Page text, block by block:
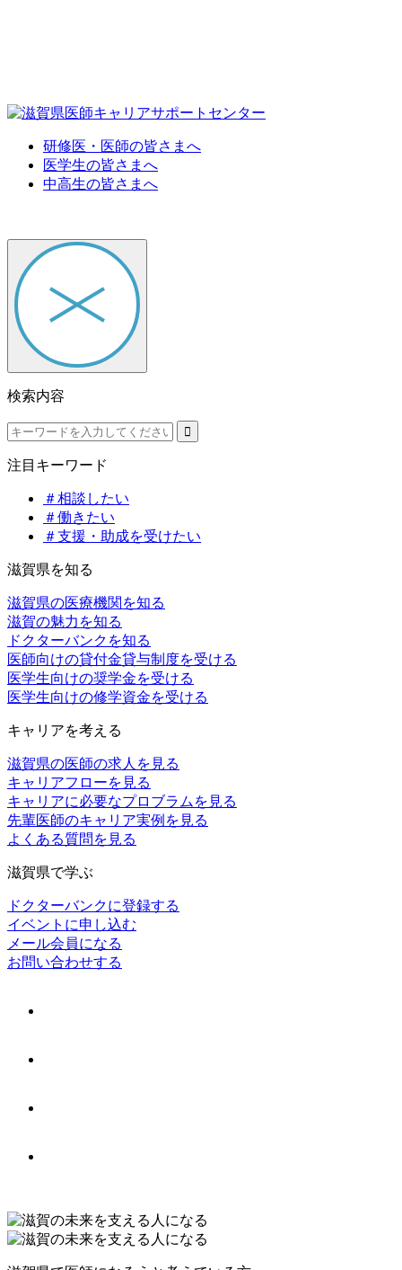
研修医・医師の皆さまへ
医学生の皆さまへ
中高生の皆さまへ
検索内容
注目キーワード
＃相談したい
＃働きたい
＃支援・助成を受けたい
滋賀県を知る
滋賀県の医療機関を知る
滋賀の魅力を知る
ドクターバンクを知る
医師向けの貸付金貸与制度を受ける
医学生向けの奨学金を受ける
医学生向けの修学資金を受ける
キャリアを考える
滋賀県の医師の求人を見る
キャリアフローを見る
キャリアに必要なプロブラムを見る
先輩医師のキャリア実例を見る
よくある質問を見る
滋賀県で学ぶ
ドクターバンクに登録する
イベントに申し込む
メール会員になる
お問い合わせする